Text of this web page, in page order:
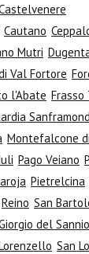
Cautano
Mutri
Val Fortore
l'Abate Frasso
Montefalcone
Pago Veiano
Pietrelcina
Reino San
del Sannio
San